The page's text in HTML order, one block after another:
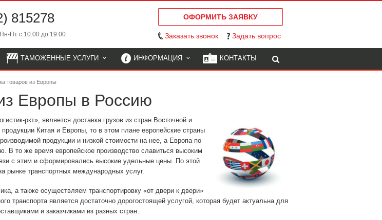
815278
Пт с 10:00 до 19:00
ОФОРМИТЬ ЗАЯВКУ
Заказать звонок Задать вопрос
ТАМОЖЕННЫЕ УСЛУГИ ИНФОРМАЦИЯ КОНТАКТЫ
товаров из Европы
Европы в Россию
ркт», является доставка грузов из стран Восточной и
Китая и Европы, то в этом плане европейские страны
продукции и низкой стоимости на нее, а Европа по
В то же время европейское производство славиться высоким
с этим и сформировались высокие удельные цены. По этой
рынке транспортных международных услуг.
а также осуществляем транспортировку «от двери к двери»
транспорта является достаточно дорогостоящей услугой, которая будет актуальна для
и заказчиками из разных стран.